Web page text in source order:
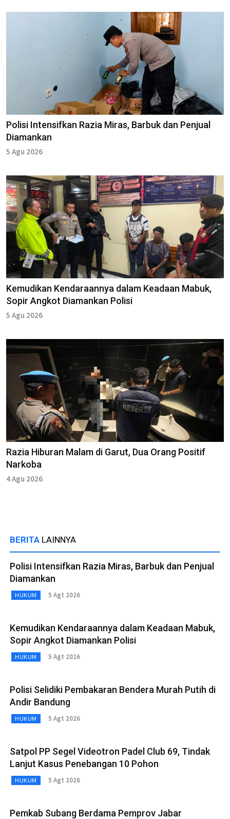
Polisi Intensifkan Razia Miras, Barbuk dan Penjual
Diamankan
5 Agu 2026
Kemudikan Kendaraannya dalam Keadaan Mabuk,
Sopir Angkot Diamankan Polisi
5 Agu 2026
Razia Hiburan Malam di Garut, Dua Orang Positif
Narkoba
4 Agu 2026
BERITA LAINNYA
Polisi Intensifkan Razia Miras, Barbuk dan Penjual
Diamankan
HUKUM 5 Agt 2026
Kemudikan Kendaraannya dalam Keadaan Mabuk,
Sopir Angkot Diamankan Polisi
HUKUM 5 Agt 2026
Polisi Selidiki Pembakaran Bendera Murah Putih di
Andir Bandung
HUKUM 5 Agt 2026
Satpol PP Segel Videotron Padel Club 69, Tindak
Lanjut Kasus Penebangan 10 Pohon
HUKUM 5 Agt 2026
Pemkab Subang Berdama Pemprov Jabar